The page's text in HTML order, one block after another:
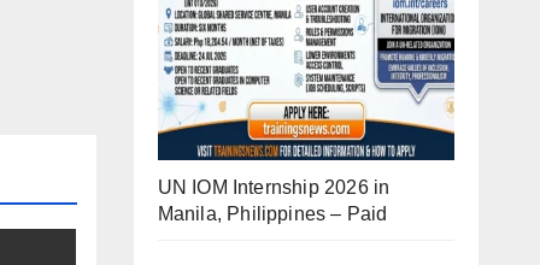
UN IOM Internship 2026 in
Manila, Philippines – Paid